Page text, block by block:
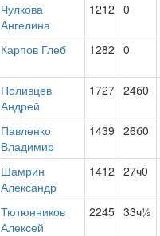
Чулкова
Ангелина
1212 0
Карпов Глеб 1282 0
Поливцев
Андрей
1727 24б0
Павленко
Владимир
1439 26б0
Шамрин
Александр
1412 27ч0
Тютюнников
Алексей
2245 33ч½